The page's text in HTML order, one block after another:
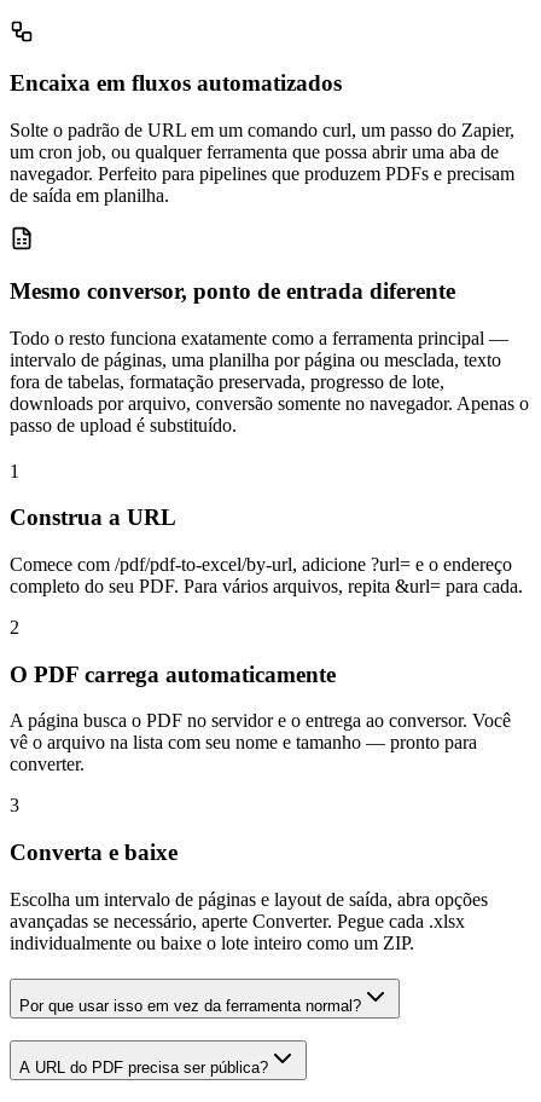
Encaixa em fluxos automatizados
Solte o padrão de URL em um comando curl, um passo do Zapier,
um cron job, ou qualquer ferramenta que possa abrir uma aba de
navegador. Perfeito para pipelines que produzem PDFs e precisam
de saída em planilha.
Mesmo conversor, ponto de entrada diferente
Todo o resto funciona exatamente como a ferramenta principal —
intervalo de páginas, uma planilha por página ou mesclada, texto
fora de tabelas, formatação preservada, progresso de lote,
downloads por arquivo, conversão somente no navegador. Apenas o
passo de upload é substituído.
1
Construa a URL
Comece com /pdf/pdf-to-excel/by-url, adicione ?url= e o endereço
completo do seu PDF. Para vários arquivos, repita &url= para cada.
2
O PDF carrega automaticamente
A página busca o PDF no servidor e o entrega ao conversor. Você
vê o arquivo na lista com seu nome e tamanho — pronto para
converter.
3
Converta e baixe
Escolha um intervalo de páginas e layout de saída, abra opções
avançadas se necessário, aperte Converter. Pegue cada .xlsx
individualmente ou baixe o lote inteiro como um ZIP.
Por que usar isso em vez da ferramenta normal?
A URL do PDF precisa ser pública?